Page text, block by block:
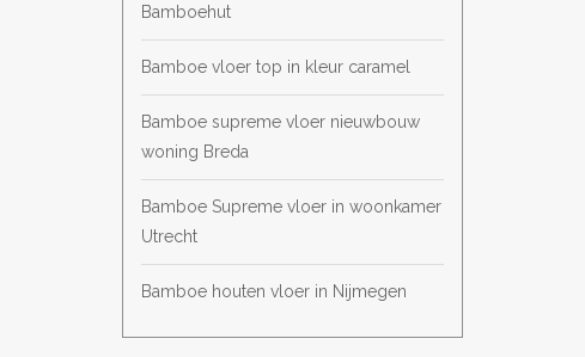
Bamboehut
Bamboe vloer top in kleur caramel
Bamboe supreme vloer nieuwbouw
woning Breda
Bamboe Supreme vloer in woonkamer
Utrecht
Bamboe houten vloer in Nijmegen